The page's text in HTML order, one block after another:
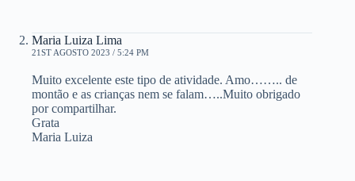
Maria Luiza Lima
21ST AGOSTO 2023 / 5:24 PM
Muito excelente este tipo de atividade. Amo…….. de
montão e as crianças nem se falam…..Muito obrigado
por compartilhar.
Grata
Maria Luiza